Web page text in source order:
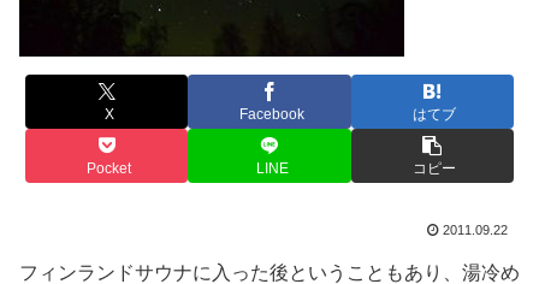
X Facebook はてブ
Pocket LINE コピー
2011.09.22
フィンランドサウナに入った後ということもあり、湯冷め